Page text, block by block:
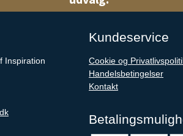
Inspiration
Kundeservice
Cookie og
Handelsbetingelser
Kontakt